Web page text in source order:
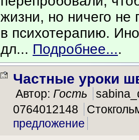
жизни, но ничего не
в психотерапию.
дл... Подробнее....
Частные уроки
Автор: Гость
0764012148
предложение